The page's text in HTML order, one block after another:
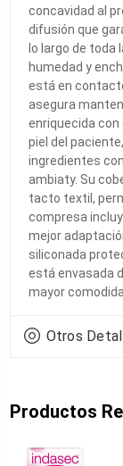
concavidad al
difusión que
lo largo de toda
humedad y
está en
asegura
enriquecida con
piel del
ingredientes
ambiaty. Su
tacto textil,
compresa
mejor
siliconada
está envasada
mayor
Otros
Productos